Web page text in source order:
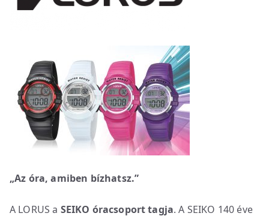
„Az óra, amiben bízhatsz.”
A LORUS a SEIKO óracsoport tagja. A SEIKO 140 éve